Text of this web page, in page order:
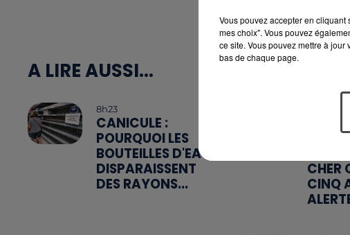
A LIRE AUSSI...
8h23
CANICULE :
POURQUOI LES
BOUTEILLES D'EAU
DISPARAISSENT
DES RAYONS...
CHER
CINQ
Vous pouvez accepter en
mes choix". Vous pouvez
ce site. Vous pouvez mettre à
bas de chaque page.